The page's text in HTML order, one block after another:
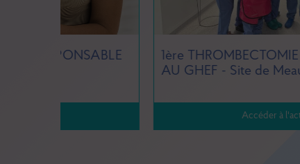
1ère THROMBECTOMIE MÉCANIQUE
AU GHEF - Site de Meaux